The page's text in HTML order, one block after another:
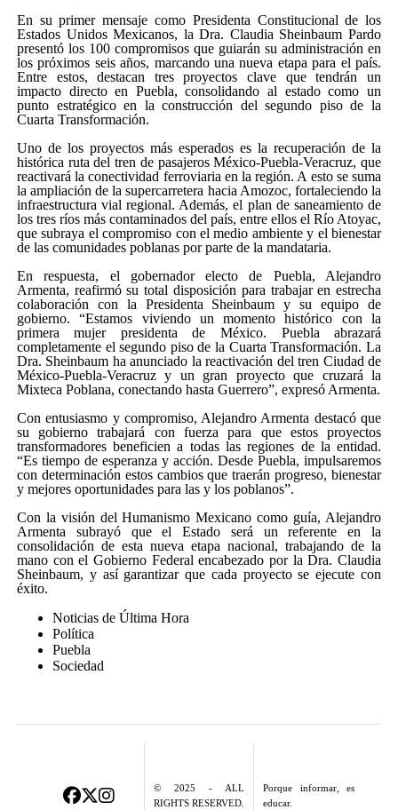
En su primer mensaje como Presidenta Constitucional de los
Estados Unidos Mexicanos, la Dra. Claudia Sheinbaum Pardo
presentó los 100 compromisos que guiarán su administración en
los próximos seis años, marcando una nueva etapa para el país.
Entre estos, destacan tres proyectos clave que tendrán un
impacto directo en Puebla, consolidando al estado como un
punto estratégico en la construcción del segundo piso de la
Cuarta Transformación.
Uno de los proyectos más esperados es la recuperación de la
histórica ruta del tren de pasajeros México-Puebla-Veracruz, que
reactivará la conectividad ferroviaria en la región. A esto se suma
la ampliación de la supercarretera hacia Amozoc, fortaleciendo la
infraestructura vial regional. Además, el plan de saneamiento de
los tres ríos más contaminados del país, entre ellos el Río Atoyac,
que subraya el compromiso con el medio ambiente y el bienestar
de las comunidades poblanas por parte de la mandataria.
En respuesta, el gobernador electo de Puebla, Alejandro
Armenta, reafirmó su total disposición para trabajar en estrecha
colaboración con la Presidenta Sheinbaum y su equipo de
gobierno. “Estamos viviendo un momento histórico con la
primera mujer presidenta de México. Puebla abrazará
completamente el segundo piso de la Cuarta Transformación. La
Dra. Sheinbaum ha anunciado la reactivación del tren Ciudad de
México-Puebla-Veracruz y un gran proyecto que cruzará la
Mixteca Poblana, conectando hasta Guerrero”, expresó Armenta.
Con entusiasmo y compromiso, Alejandro Armenta destacó que
su gobierno trabajará con fuerza para que estos proyectos
transformadores beneficien a todas las regiones de la entidad.
“Es tiempo de esperanza y acción. Desde Puebla, impulsaremos
con determinación estos cambios que traerán progreso, bienestar
y mejores oportunidades para las y los poblanos”.
Con la visión del Humanismo Mexicano como guía, Alejandro
Armenta subrayó que el Estado será un referente en la
consolidación de esta nueva etapa nacional, trabajando de la
mano con el Gobierno Federal encabezado por la Dra. Claudia
Sheinbaum, y así garantizar que cada proyecto se ejecute con
éxito.
Noticias de Última Hora
Política
Puebla
Sociedad
© 2025 - ALL
RIGHTS RESERVED.
Porque informar, es
educar.